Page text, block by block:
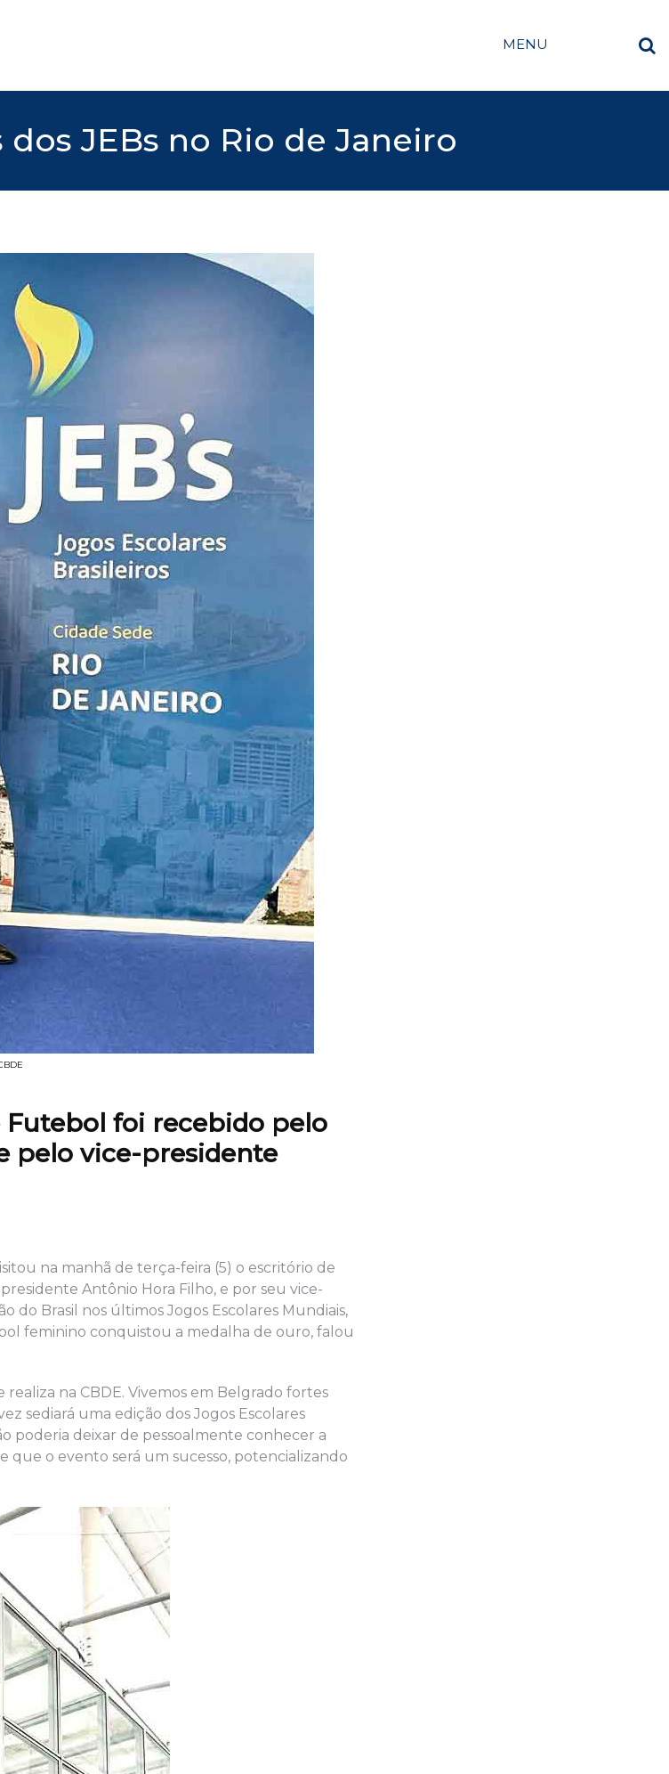
MENU
JEBs no Rio de Janeiro
Futebol foi recebido pelo
pelo vice-presidente
na manhã de terça-feira (5) o escritório de
Antônio Hora Filho, e por seu vice-
Brasil nos últimos Jogos Escolares Mundiais,
feminino conquistou a medalha de ouro, falou
na CBDE. Vivemos em Belgrado fortes
sediará uma edição dos Jogos Escolares
poderia deixar de pessoalmente conhecer a
o evento será um sucesso, potencializando